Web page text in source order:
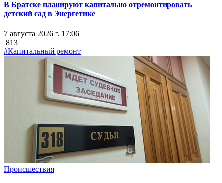
В Братске планируют капитально отремонтировать
детский сад в Энергетике
7 августа 2026 г. 17:06
813
#Капитальный ремонт
Происшествия